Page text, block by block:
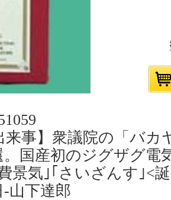
来事】衆議院の「バカ
。国産初のジグザグ電
景気｣｢さいざんす｣<
-山下達郎